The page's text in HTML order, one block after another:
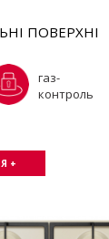
ПОВЕРХНІ
газ-
контроль
+